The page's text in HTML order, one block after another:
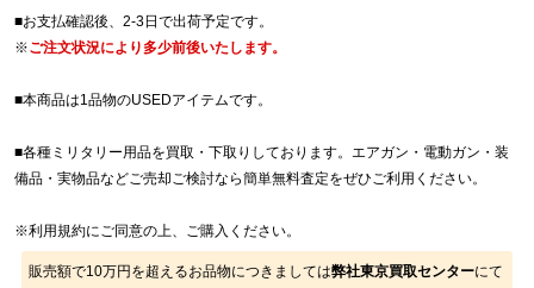
■お支払確認後、2-3日で出荷予定です。
※ご注文状況により多少前後いたします。
■本商品は1品物のUSEDアイテムです。
■各種ミリタリー用品を買取・下取りしております。エアガン・電動ガン・装
備品・実物品などご売却ご検討なら簡単無料査定をぜひご利用ください。
※利用規約にご同意の上、ご購入ください。
販売額で10万円を超えるお品物につきましては弊社東京買取センターにて